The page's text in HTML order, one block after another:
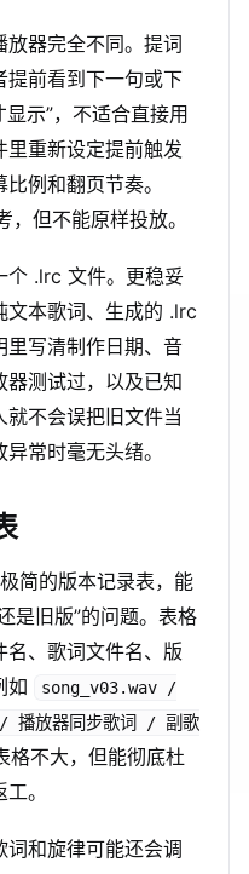
器完全不同。提词
提前看到下一句或下
示”，不适合直接用
重新设定提前触发
例和翻页节奏。
但不能原样投放。
个 .lrc 文件。更稳妥
文本歌词、生成的 .lrc
里写清制作日期、音
测试过，以及已知
不会误把旧文件当
常时毫无头绪。
简的版本记录表，能
是旧版”的问题。表格
名、歌词文件名、版
如
song_v03.wav /
放器同步歌词 / 副歌
格不大，但能彻底杜
。
和旋律可能还会调